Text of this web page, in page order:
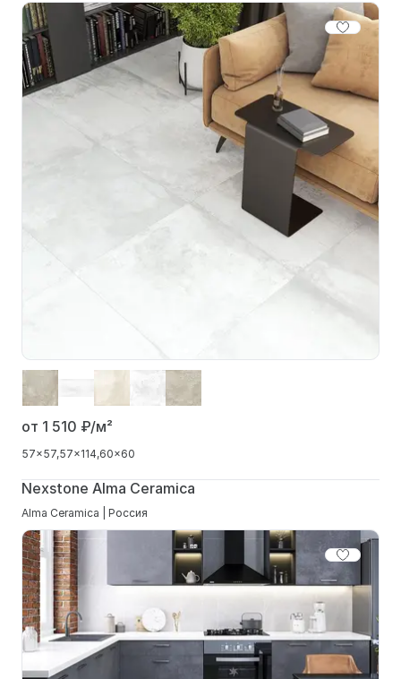
от 1 510 ₽/м²
57x57 57x114 60x60
Nexstone Alma Ceramica
Alma Ceramica | Россия